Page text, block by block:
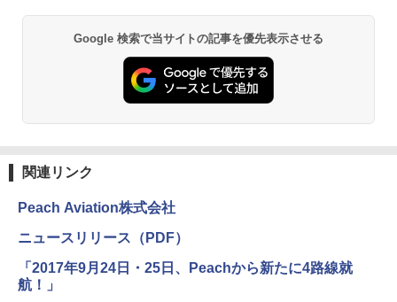
￥6,831
PYKES PEAK (パイクスピーク) 着替えテン
ト プライバシー テント 【中が透けない】 1
人用 折りたたみ 防災グッズ 災害用トイレ ビ
易 トイレテント (ブラック)
ENDLESS BASE 《めざましテレビで紹介》
500002(88859)
￥5,999
GRANDOOR ステンレス保冷剤 2個セット 2
コンパクト 保冷力長持ち
熊撃退スプレー 熊よけスプレー 熊スプレー
Google 検索で当サイトの記事を優先表示させる
関連リンク
Peach Aviation株式会社
ニュースリリース（PDF）
「2017年9月24日・25日、Peachから新たに4路線就
航！」